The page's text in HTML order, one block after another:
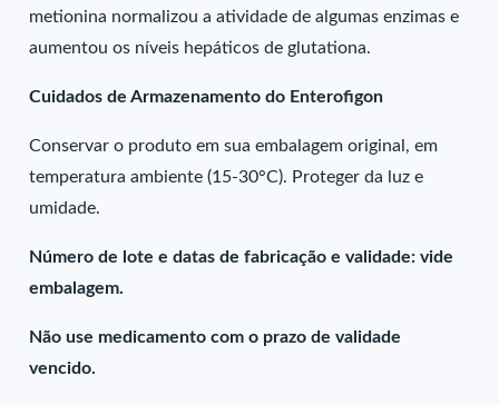
metionina normalizou a atividade de algumas enzimas e
aumentou os níveis hepáticos de glutationa.
Cuidados de Armazenamento do Enterofigon
Conservar o produto em sua embalagem original, em
temperatura ambiente (15-30°C). Proteger da luz e
umidade.
Número de lote e datas de fabricação e validade: vide
embalagem.
Não use medicamento com o prazo de validade
vencido.